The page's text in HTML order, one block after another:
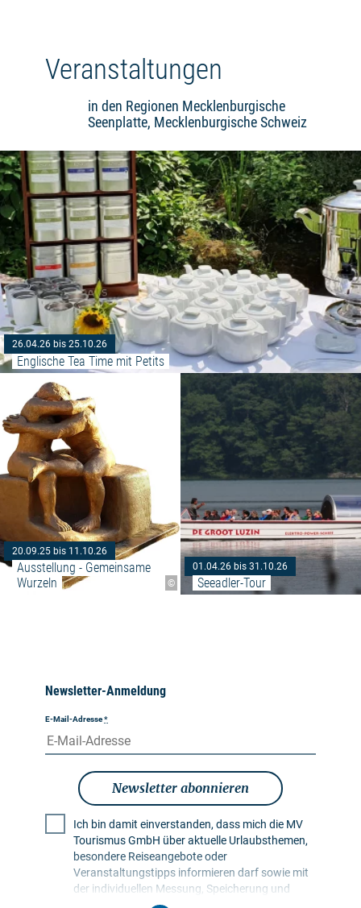
Veranstaltungen
in den Regionen Mecklenburgische
Seenplatte, Mecklenburgische Schweiz
26.04.26 bis 25.10.26
Englische Tea Time mit Petits
©
20.09.25 bis 11.10.26
Ausstellung - Gemeinsame
Wurzeln
Weiterlesen: "Ausstellung -
01.04.26 bis 31.10.26
Seeadler-Tour
Newsletter-Anmeldung
E-Mail-Adresse*
Newsletter abonnieren
Ich bin damit einverstanden, dass mich die MV
Tourismus GmbH über aktuelle Urlaubsthemen,
besondere Reiseangebote oder
Veranstaltungstipps informieren darf sowie mit
der individuellen Messung, Speicherung und
Auswertung von Öffnungs- und Klickraten in